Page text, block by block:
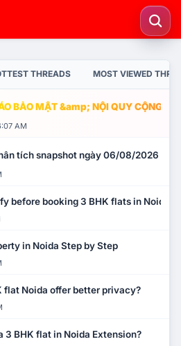
THREADS MOST VIEWED
BẢO MẬT &amp; NỘI QUY CỘNG
AM
tích snapshot ngày 06/08/2026
before booking 3 BHK flats in Noida?
in Noida Step by Step
flat Noida offer better privacy?
3 BHK flat in Noida Extension?